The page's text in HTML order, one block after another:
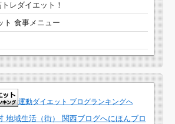
レダイエット！
ト 食事メニュー
運動ダイエット ブログランキングへ
にほんブロ